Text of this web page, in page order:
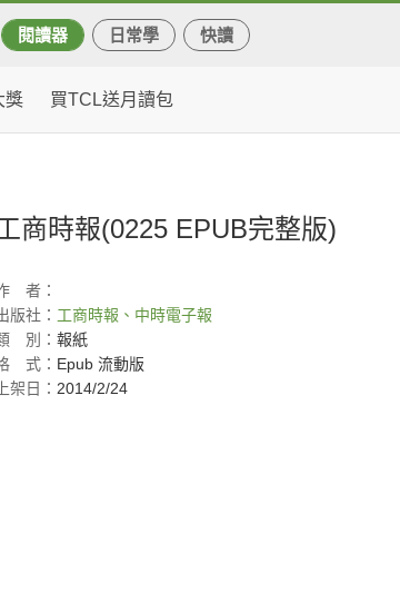
閱讀器 日常學 快讀
獎 買TCL送月讀包
商時報(0225 EPUB完整版)
者：
版社： 工商時報、中時電子報
別： 報紙
式： Epub 流動版
上架日： 2014/2/24